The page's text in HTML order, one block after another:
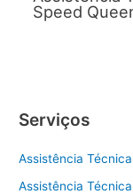
Speed
Serviços
Assistência
Assistência